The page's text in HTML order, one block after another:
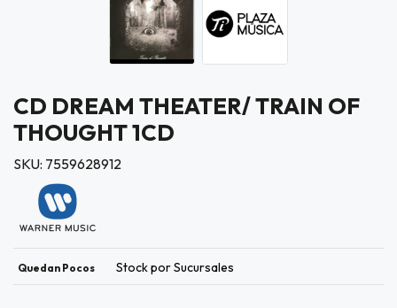
CD DREAM THEATER/ TRAIN OF
THOUGHT 1CD
SKU: 7559628912
Quedan Pocos Stock por Sucursales